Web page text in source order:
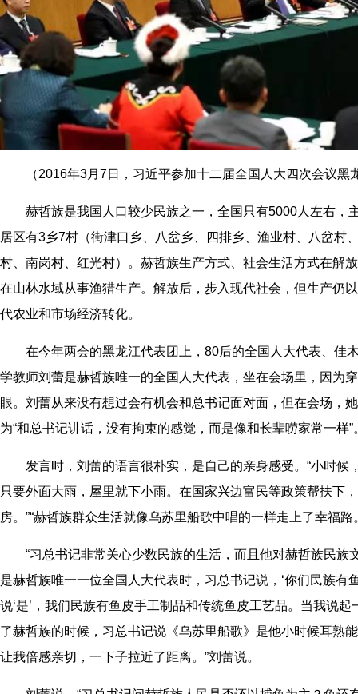
（2016年3月7日，习近平参加十二届全国人大四次会议黑
赫哲族是我国人口较少民族之一，全国只有5000人左右，
居区有3乡7村（街津口乡、八岔乡、四排乡、渔业村、八岔村
村、南岗村、红光村）。赫哲族生产方式、社会生活方式在解
在山林水域从事渔猎生产。解放后，步入现代社会，但生产仍
代农业和市场经济转化。
在今年两会的黑龙江代表团上，80后的全国人大代表、佳
学教师刘蕾是赫哲族唯一的全国人大代表，坐在会场里，因为
眼。刘蕾从来没有想过会有机会和总书记面对面，但在会场，
为“和总书记讲话，没有拘束的感觉，而是像和长辈唠家常一样”
发言时，刘蕾的语言很朴实，是自己的亲身感受。“小时候
只要外面大雨，屋里就下小雨。在国家兴边富民等政策帮扶下
房。”“赫哲族群众生活就像乌苏里船歌中唱的一样走上了幸福路
“习总书记非常关心少数民族的生活，而且他对赫哲族民族
是赫哲族唯一一位全国人大代表时，习总书记说，‘你们民族有
说‘是’，我们民族有鱼皮手工制品和传统鱼皮工艺品。当我说
了赫哲族的时候，习总书记说《乌苏里船歌》是他小时候耳熟
让我倍感亲切，一下子拉近了距离。”刘蕾说。